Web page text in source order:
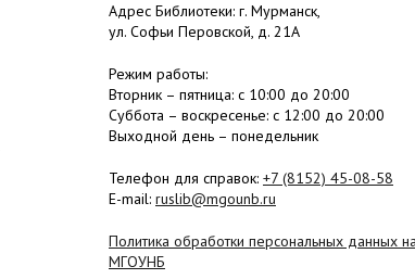
Адрес Библиотеки: г. Мурманск,
ул. Софьи Перовской, д. 21А
Режим работы:
Вторник – пятница: с 10:00 до 20:00
Суббота – воскресенье: c 12:00 до 20:00
Выходной день – понедельник
Телефон для справок: +7 (8152) 45-08-58
E-mail: ruslib@mgounb.ru
Политика обработки персональных данных
МГОУНБ